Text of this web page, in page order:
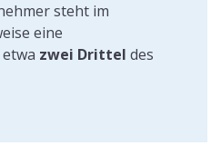
steht im
eine
zwei Drittel des